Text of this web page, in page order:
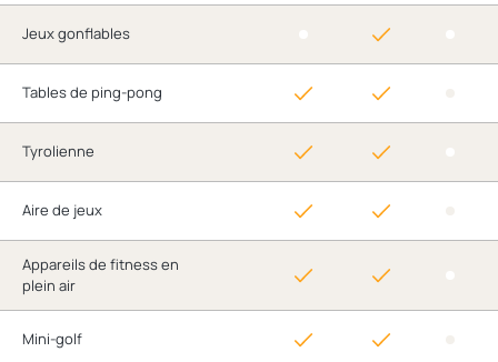
Jeux gonflables
Tables de ping-pong
Tyrolienne
Aire de jeux
Appareils de fitness en
plein air
Mini-golf